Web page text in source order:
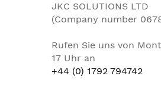
JKC SOLUTIONS LTD
(Company number
Rufen Sie uns von
17 Uhr an
+44 (0) 1792 794742